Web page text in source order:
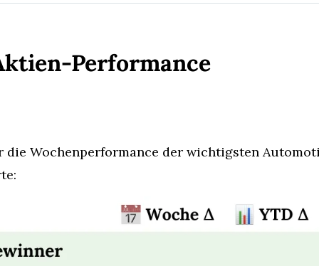
Performance
die Wochenperformance der wichtigsten